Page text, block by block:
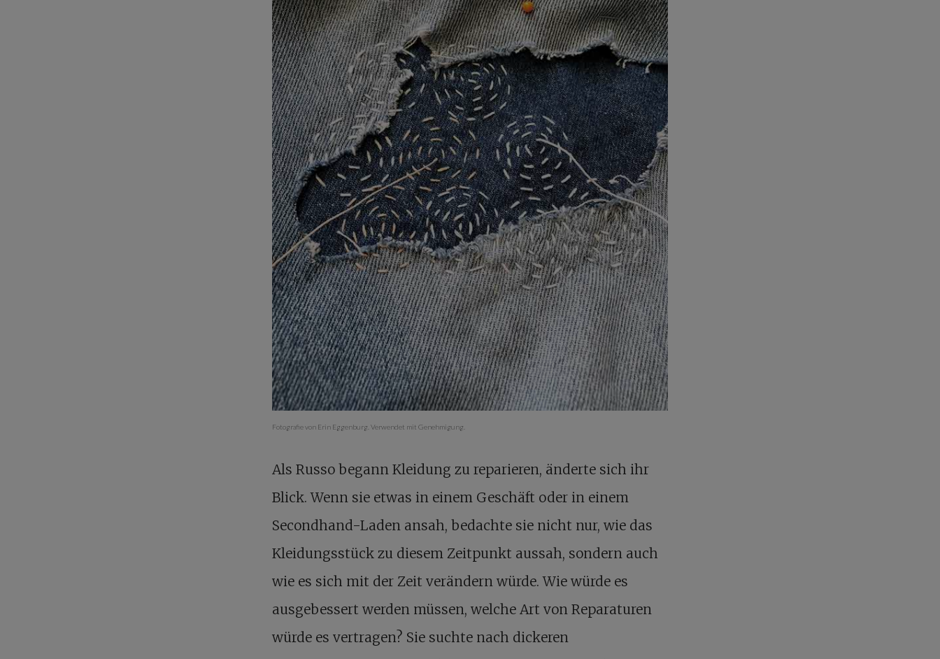
Fotografie von Erin Eggenburg. Verwendet mit Genehmigung.
Als Russo begann Kleidung zu reparieren, änderte sich ihr
Blick. Wenn sie etwas in einem Geschäft oder in einem
Secondhand-Laden ansah, bedachte sie nicht nur, wie das
Kleidungsstück zu diesem Zeitpunkt aussah, sondern auch
wie es sich mit der Zeit verändern würde. Wie würde es
ausgebessert werden müssen, welche Art von Reparaturen
würde es vertragen? Sie suchte nach dickeren